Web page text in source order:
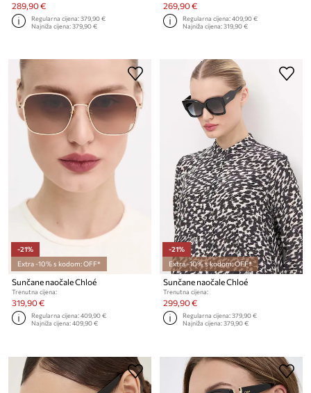
289,90 €
Regularna cijena:379,90 €
Najniža cijena:379,90 €
269,90 €
Regularna cijena:409,90 €
Najniža cijena:319,90 €
-21%
Extra -10% s kodom: OFF*
Sunčane naočale Chloé
Trenutna cijena:
319,90 €
Regularna cijena:409,90 €
Najniža cijena:409,90 €
-21%
Extra -10% s kodom: OFF*
Sunčane naočale Chloé
Trenutna cijena:
299,90 €
Regularna cijena:379,90 €
Najniža cijena:379,90 €